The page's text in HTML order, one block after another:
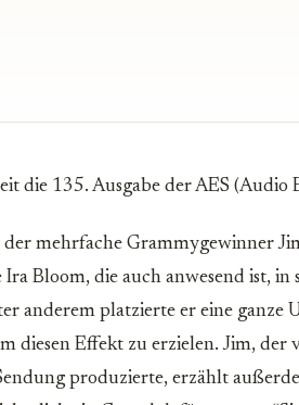
die 135. Ausgabe der AES (Audio
mehrfache Grammygewinner
Bloom, die auch anwesend ist,
anderem platzierte er eine ganze
diesen Effekt zu erzielen. Jim, der
produzierte, erzählt